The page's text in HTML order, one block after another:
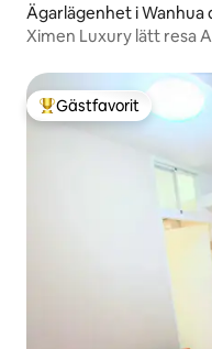
Ägarlägenhet i Wanhua
Ximen Luxury lätt resa
minuters promenad
Populär gästfavorit
Gästfavorit